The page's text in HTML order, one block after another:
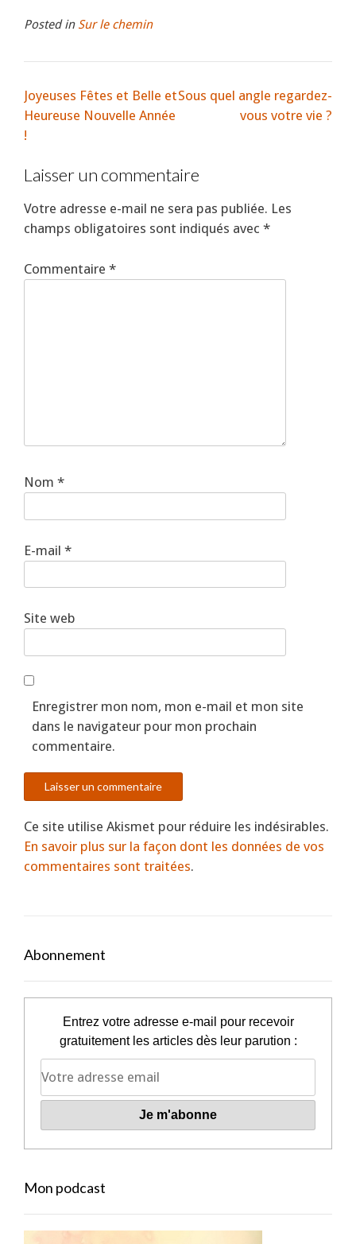
Posted in Sur le chemin
Joyeuses Fêtes et Belle et
Heureuse Nouvelle Année
!
Sous quel angle regardez-
vous votre vie ?
Laisser un commentaire
Votre adresse e-mail ne sera pas publiée. Les
champs obligatoires sont indiqués avec *
Commentaire *
Nom *
E-mail *
Site web
Enregistrer mon nom, mon e-mail et mon site
dans le navigateur pour mon prochain
commentaire.
Ce site utilise Akismet pour réduire les indésirables.
En savoir plus sur la façon dont les données de vos
commentaires sont traitées.
Abonnement
Entrez votre adresse e-mail pour recevoir
gratuitement les articles dès leur parution :
Mon podcast